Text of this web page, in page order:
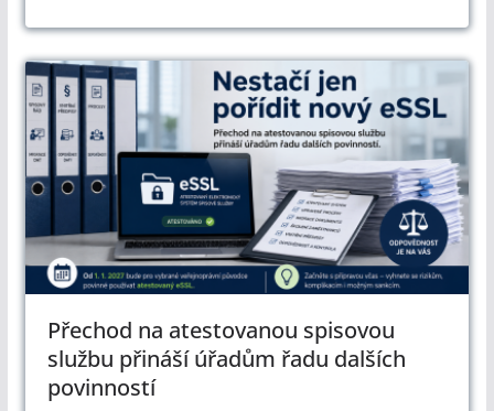
Přechod na atestovanou spisovou
službu přináší úřadům řadu dalších
povinností